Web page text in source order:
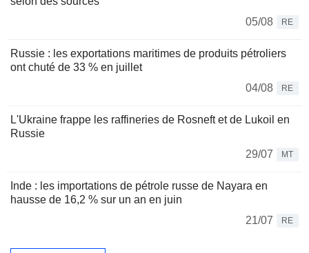
05/08
RE
Russie : les exportations maritimes de produits pétroliers
ont chuté de 33 % en juillet
04/08
RE
L'Ukraine frappe les raffineries de Rosneft et de Lukoil en
Russie
29/07
MT
Inde : les importations de pétrole russe de Nayara en
hausse de 16,2 % sur un an en juin
21/07
RE